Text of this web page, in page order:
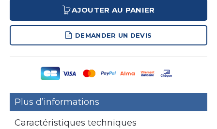
AJOUTER AU PANIER
DEMANDER UN DEVIS
Plus d’informations
Caractéristiques techniques